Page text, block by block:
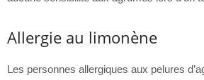
Allergie au limonène
Les personnes allergiques aux pelures